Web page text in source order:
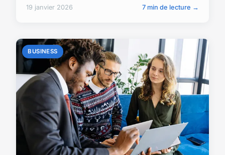
19 janvier 2026 7 min de lecture →
BUSINESS